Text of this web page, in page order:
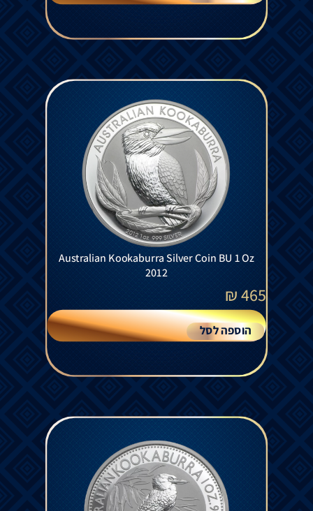
Australian Kookaburra Silver Coin BU 1 Oz
2012
465
₪
הוספה לסל